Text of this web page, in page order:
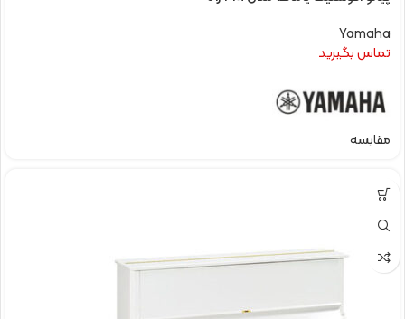
Yamaha
تماس بگیرید
مقایسه